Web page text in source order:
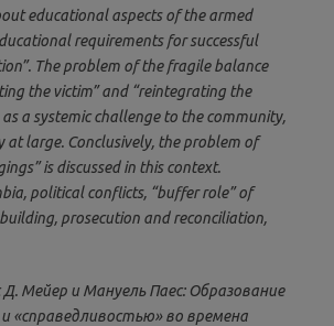
educational aspects of the armed
requirements for successful
The problem of the fragile balance
the victim” and “reintegrating the
as a systemic challenge to the community,
at large. Conclusively, the problem of
is discussed in this context.
political conflicts, “buffer role” of
prosecution and reconciliation,
Мейер и Мануель Паес: Образование
«справедливостью» во времена